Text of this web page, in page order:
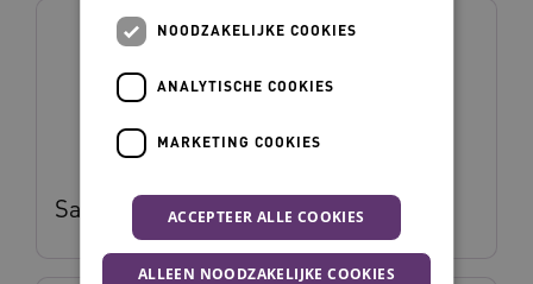
Sara Ulita
NOODZAKELIJKE COOKIES
ANALYTISCHE COOKIES
MARKETING COOKIES
ACCEPTEER ALLE COOKIES
ALLEEN NOODZAKELIJKE COOKIES